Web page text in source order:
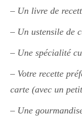
– Un livre de
– Un ustensile de
– Une spécialité
– Votre recette
carte (avec un
– Une